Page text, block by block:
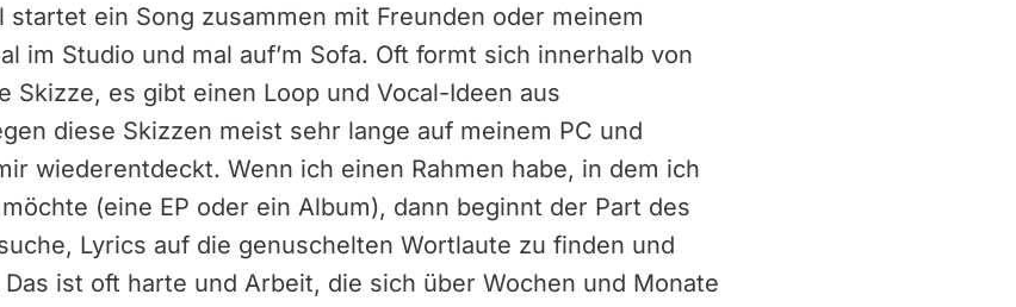
startet ein Song zusammen mit Freunden oder meinem
im Studio und mal auf’m Sofa. Oft formt sich innerhalb von
Skizze, es gibt einen Loop und Vocal-Ideen aus
diese Skizzen meist sehr lange auf meinem PC und
wiederentdeckt. Wenn ich einen Rahmen habe, in dem ich
(eine EP oder ein Album), dann beginnt der Part des
Lyrics auf die genuschelten Wortlaute zu finden und
ist oft harte und Arbeit, die sich über Wochen und Monate